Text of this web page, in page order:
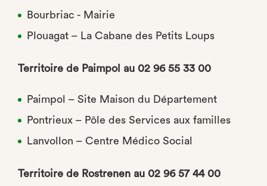
Bourbriac - Mairie
Plouagat – La Cabane des Petits Loups
Territoire de Paimpol au 02 96 55 33 00
Paimpol – Site Maison du Département
Pontrieux – Pôle des Services aux familles
Lanvollon – Centre Médico Social
Territoire de Rostrenen au 02 96 57 44 00